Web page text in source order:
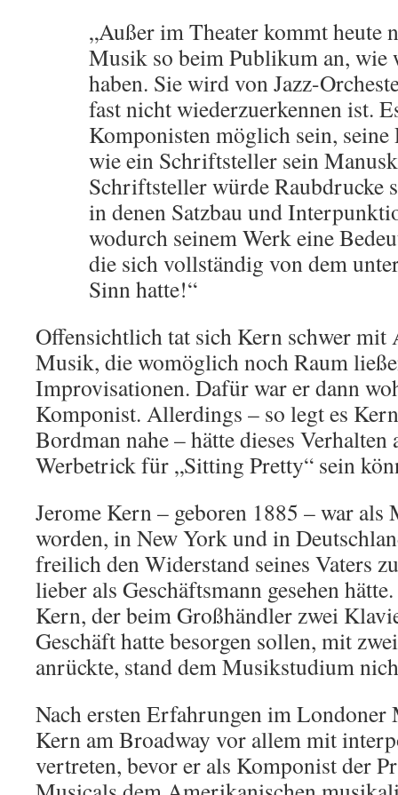
„Außer im Theater kommt heute
Musik so beim Publikum an, wie
haben. Sie wird von Jazz-
fast nicht wiederzuerkennen ist.
Komponisten möglich sein, seine
wie ein Schriftsteller sein
Schriftsteller würde Raubdrucke
in denen Satzbau und
wodurch seinem Werk eine
die sich vollständig von dem
Sinn hatte!“
Offensichtlich tat sich Kern schwer mit
Musik, die womöglich noch Raum
Improvisationen. Dafür war er dann
Komponist. Allerdings – so legt es
Bordman nahe – hätte dieses Verhalten
Werbetrick für „Sitting Pretty“ sein
Jerome Kern – geboren 1885 – war als
worden, in New York und in
freilich den Widerstand seines Vaters
lieber als Geschäftsmann gesehen
Kern, der beim Großhändler zwei
Geschäft hatte besorgen sollen, mit
anrückte, stand dem Musikstudium
Nach ersten Erfahrungen im Londoner
Kern am Broadway vor allem mit
vertreten, bevor er als Komponist der